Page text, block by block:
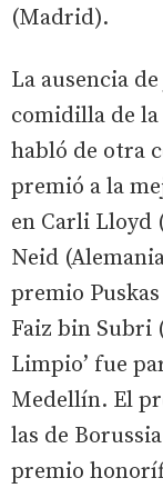
(Madrid).
La ausencia
comidilla de la
habló de otra
premió a la
en Carli Lloyd
Neid
premio
Faiz bin Subri
Limpio’ fue
Medellín. El
las de
premio